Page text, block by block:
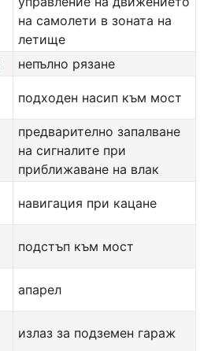
на самолети в зоната на
летище
непълно рязане
подходен насип към мост
предварително запалване
на сигналите при
приближаване на влак
навигация при кацане
подстъп към мост
апарел
излаз за подземен гараж